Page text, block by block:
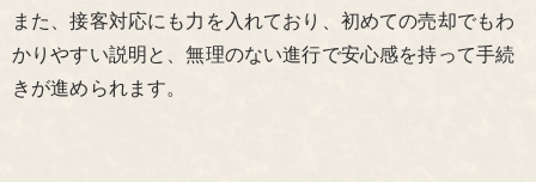
また、接客対応にも力を入れており、初めての売却でもわ
かりやすい説明と、無理のない進行で安心感を持って手続
きが進められます。